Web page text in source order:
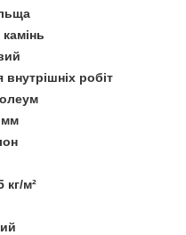
камінь
внутрішніх робіт
мм
кг/м²